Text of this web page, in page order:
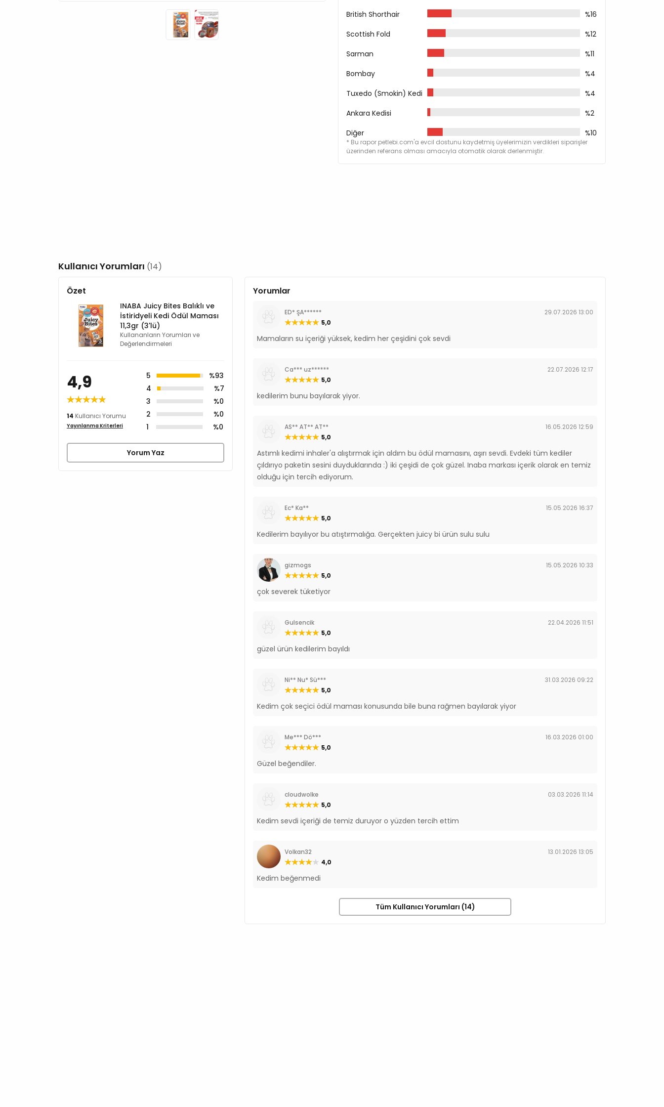
British Shorthair
%16
Scottish Fold
%12
Sarman
%11
Bombay
%4
Tuxedo (Smokin) Kedi
%4
Ankara Kedisi
%2
Diğer
%10
* Bu rapor petlebi.com'a evcil dostunu kaydetmiş üyelerimizin verdikleri siparişler
üzerinden referans olması amacıyla otomatik olarak derlenmiştir.
Kullanıcı Yorumları (14)
Özet
INABA Juicy Bites Balıklı ve
İstiridyeli Kedi Ödül Maması
11,3gr (3'lü)
Kullananların Yorumları ve
Değerlendirmeleri
4,9
14 Kullanıcı Yorumu
Yayınlanma Kriterleri
5
%93
4
%7
3
%0
2
%0
1
%0
Yorum Yaz
Yorumlar
ED* ŞA******
29.07.2026 13:00
5,0
Mamaların su içeriği yüksek, kedim her çeşidini çok sevdi
Ca*** uz******
22.07.2026 12:17
5,0
kedilerim bunu bayılarak yiyor.
AS** AT** AT**
16.05.2026 12:59
5,0
Astımlı kedimi inhaler'a alıştırmak için aldım bu ödül mamasını, aşırı sevdi. Evdeki tüm kediler
çıldırıyo paketin sesini duyduklarında :) iki çeşidi de çok güzel. Inaba markası içerik olarak en temiz
olduğu için tercih ediyorum.
Ec* Ka**
15.05.2026 16:37
5,0
Kedilerim bayılıyor bu atıştırmalığa. Gerçekten juicy bi ürün sulu sulu
gizmogs
15.05.2026 10:33
5,0
çok severek tüketiyor
Gulsencik
22.04.2026 11:51
5,0
güzel ürün kedilerim bayıldı
Ni** Nu* Sü***
31.03.2026 09:22
5,0
Kedim çok seçici ödül maması konusunda bile buna rağmen bayılarak yiyor
Me*** Dö***
16.03.2026 01:00
5,0
Güzel beğendiler.
cloudwolke
03.03.2026 11:14
5,0
Kedim sevdi içeriği de temiz duruyor o yüzden tercih ettim
Volkan32
13.01.2026 13:05
4,0
Kedim beğenmedi
Tüm Kullanıcı Yorumları (14)